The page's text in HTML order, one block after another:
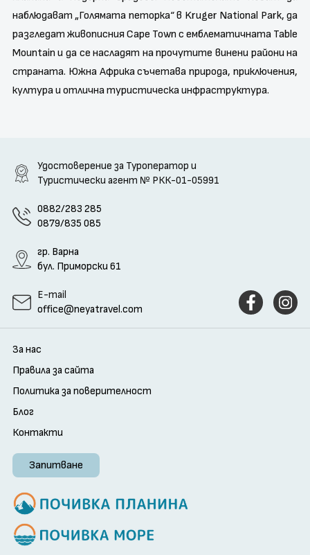
наблюдават „Голямата петорка“ в Kruger National Park, да
разгледат живописния Cape Town с емблематичната Table
Mountain и да се насладят на прочутите винени райони на
страната. Южна Африка съчетава природа, приключения,
култура и отлична туристическа инфраструктура.
Удостоверение за Туроператор и
Туристически агент № РКК-01-05991
0882/283 285
0879/835 085
гр. Варна
бул. Приморски 61
E-mail
office@neyatravel.com
За нас
Правила за сайта
Политика за поверителност
Блог
Контакти
Запитване